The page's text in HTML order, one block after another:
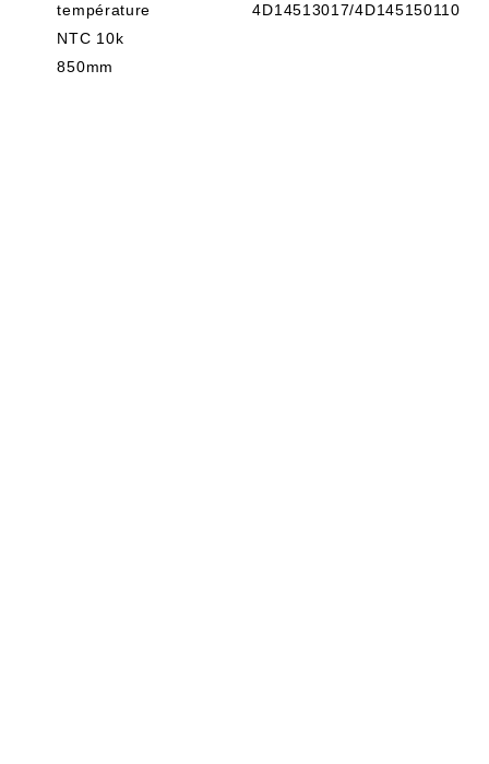
température
NTC 10k
850mm
4D14513017/4D145150110